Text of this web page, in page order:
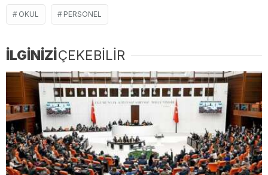
OKUL PERSONEL
İLGİNİZİÇEKEBİLİR